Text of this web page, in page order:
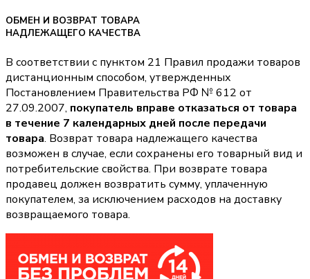
ОБМЕН И ВОЗВРАТ ТОВАРА
НАДЛЕЖАЩЕГО КАЧЕСТВА
В соответствии с пунктом 21 Правил продажи товаров
дистанционным способом, утвержденных
Постановлением Правительства РФ № 612 от
27.09.2007, покупатель вправе отказаться от товара
в течение 7 календарных дней после передачи
товара. Возврат товара надлежащего качества
возможен в случае, если сохранены его товарный вид и
потребительские свойства. При возврате товара
продавец должен возвратить сумму, уплаченную
покупателем, за исключением расходов на доставку
возвращаемого товара.